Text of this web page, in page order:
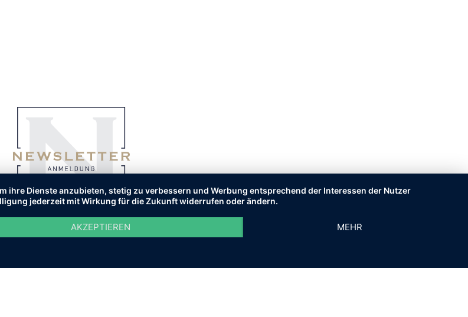
ihre Dienste anzubieten, stetig zu verbessern und Werbung entsprechend der Interessen der Nutzer
jederzeit mit Wirkung für die Zukunft widerrufen oder ändern.
AKZEPTIEREN MEHR